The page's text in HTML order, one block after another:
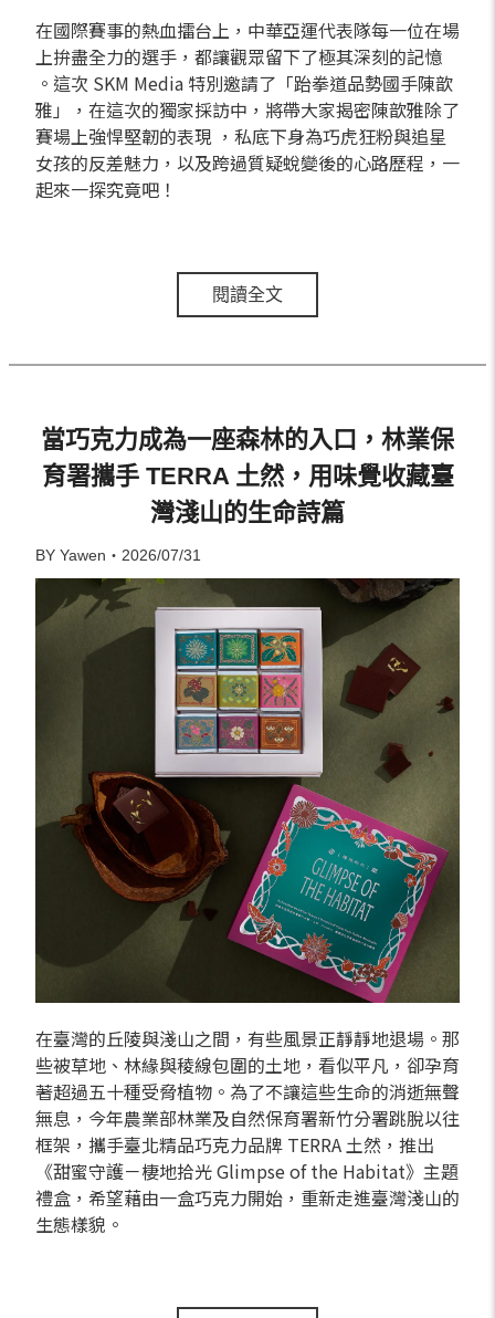
在國際賽事的熱血擂台上，中華亞運代表隊每一位在場
上拚盡全力的選手，都讓觀眾留下了極其深刻的記憶
。這次 SKM Media 特別邀請了「跆拳道品勢國手陳歆
雅」，在這次的獨家採訪中，將帶大家揭密陳歆雅除了
賽場上強悍堅韌的表現 ，私底下身為巧虎狂粉與追星
女孩的反差魅力，以及跨過質疑蛻變後的心路歷程，一
起來一探究竟吧！
閱讀全文
當巧克力成為一座森林的入口，林業保
育署攜手 TERRA 土然，用味覺收藏臺
灣淺山的生命詩篇
BY Yawen・2026/07/31
在臺灣的丘陵與淺山之間，有些風景正靜靜地退場。那
些被草地、林緣與稜線包圍的土地，看似平凡，卻孕育
著超過五十種受脅植物。為了不讓這些生命的消逝無聲
無息，今年農業部林業及自然保育署新竹分署跳脫以往
框架，攜手臺北精品巧克力品牌 TERRA 土然，推出
《甜蜜守護－棲地拾光 Glimpse of the Habitat》主題
禮盒，希望藉由一盒巧克力開始，重新走進臺灣淺山的
生態樣貌。